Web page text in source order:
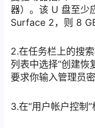
器）。该 U 盘至少
Surface 2，则 8
2.在任务栏上的搜
列表中选择“创建恢
要求你输入管理员
3.在“用户帐户控制”